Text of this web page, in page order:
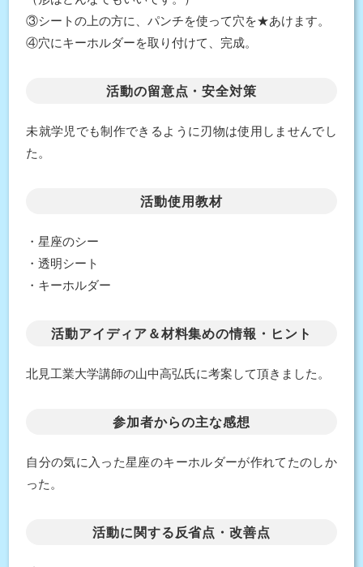
③シートの上の方に、パンチを使って穴を★あけます。
④穴にキーホルダーを取り付けて、完成。
活動の留意点・安全対策
未就学児でも制作できるように刃物は使用しませんでし
た。
活動使用教材
・星座のシー
・透明シート
・キーホルダー
活動アイディア＆材料集めの情報・ヒント
北見工業大学講師の山中高弘氏に考案して頂きました。
参加者からの主な感想
自分の気に入った星座のキーホルダーが作れてたのしか
った。
活動に関する反省点・改善点